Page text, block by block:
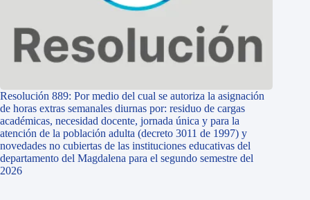
Resolución 889: Por medio del cual se autoriza la asignación
de horas extras semanales diurnas por: residuo de cargas
académicas, necesidad docente, jornada única y para la
atención de la población adulta (decreto 3011 de 1997) y
novedades no cubiertas de las instituciones educativas del
departamento del Magdalena para el segundo semestre del
2026